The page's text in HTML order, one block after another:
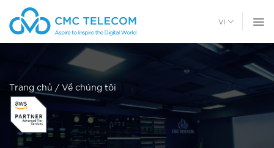
Chuyển
đến
nội
dung
VI
Trang chủ / Về chúng tôi